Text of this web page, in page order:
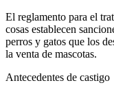
El reglamento para el
cosas establecen
perros y gatos que los
la venta de mascotas.
Antecedentes de castigo